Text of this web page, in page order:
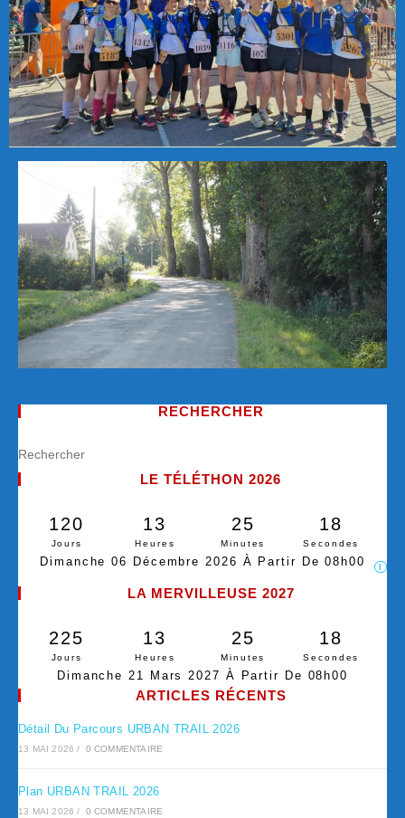
RECHERCHER
LE TÉLÉTHON 2026
120
Jours
13
Heures
25
Minutes
17
Secondes
Dimanche 06 Décembre 2026 À Partir De 08h00
LA MERVILLEUSE 2027
225
Jours
13
Heures
25
Minutes
17
Secondes
Dimanche 21 Mars 2027 À Partir De 08h00
ARTICLES RÉCENTS
Détail Du Parcours URBAN TRAIL 2026
13 MAI 2026 / 0 COMMENTAIRE
Plan URBAN TRAIL 2026
13 MAI 2026 / 0 COMMENTAIRE